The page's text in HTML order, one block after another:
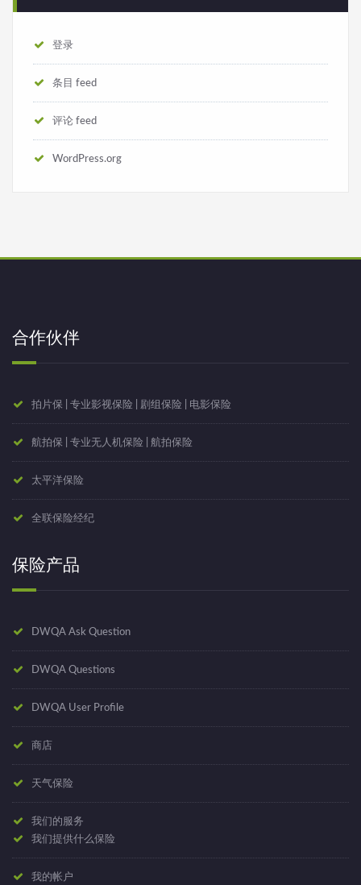
登录
条目 feed
评论 feed
WordPress.org
合作伙伴
拍片保 | 专业影视保险 | 剧组保险 | 电影保险
航拍保 | 专业无人机保险 | 航拍保险
太平洋保险
全联保险经纪
保险产品
DWQA Ask Question
DWQA Questions
DWQA User Profile
商店
天气保险
我们的服务
我们提供什么保险
我的帐户